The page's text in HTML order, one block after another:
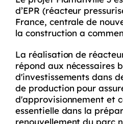
d’EPR (réacteur
France, centrale de
la construction a
La réalisation de
répond aux nécessaires
d'investissements dans
de production pour
d'approvisionnement et
essentielle dans la
renouvellement du parc